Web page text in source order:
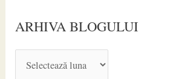
ARHIVA BLOGULUI